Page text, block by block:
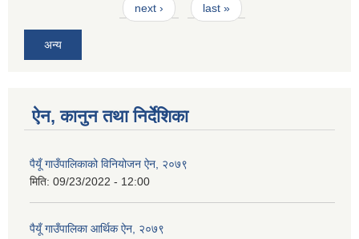
next › last »
अन्य
ऐन, कानुन तथा निर्देशिका
पैयूँ गाउँपालिकाको विनियोजन ऐन, २०७९
मिति: 09/23/2022 - 12:00
पैयूँ गाउँपालिका आर्थिक ऐन, २०७९